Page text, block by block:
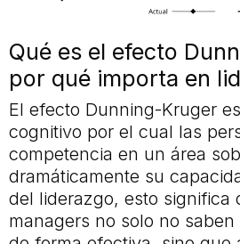
Qué es el efecto
por qué importa en
El efecto Dunning-Kruger
cognitivo por el cual las
competencia en un área
dramáticamente su
del liderazgo, esto significa
managers no solo no